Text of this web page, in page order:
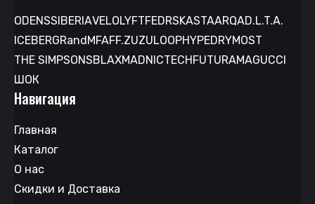
ODENSSIBERIAVELOLYFTFEDRSKASTAARQAD.L.T.A.
ICEBERGRandMFAFF.ZUZULOOPHYPEDRYMOST
THE SIMPSONSBLAXMADNICTECHFUTURAMAGUCCI
ШОК
Навигация
Главная
Каталог
О нас
Скидки и Доставка